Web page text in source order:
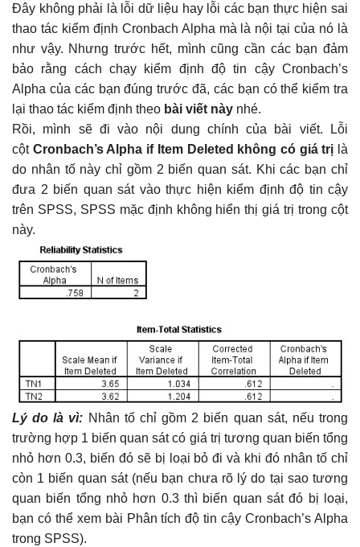
Đây không phải là lỗi dữ liệu hay lỗi các bạn thực hiện sai
thao tác kiểm định Cronbach Alpha mà là nội tại của nó là
như vậy. Nhưng trước hết, mình cũng cần các bạn đảm
bảo rằng cách chạy kiểm định độ tin cậy Cronbach’s
Alpha của các bạn đúng trước đã, các bạn có thể kiểm tra
lại thao tác kiểm định theo bài viết này nhé.
Rồi, mình sẽ đi vào nội dung chính của bài viết. Lỗi
cột Cronbach’s Alpha if Item Deleted không có giá trị là
do nhân tố này chỉ gồm 2 biến quan sát. Khi các bạn chỉ
đưa 2 biến quan sát vào thực hiện kiểm định độ tin cậy
trên SPSS, SPSS mặc định không hiển thị giá trị trong cột
này.
Lý do là vì: Nhân tố chỉ gồm 2 biến quan sát, nếu trong
trường hợp 1 biến quan sát có giá trị tương quan biến tổng
nhỏ hơn 0.3, biến đó sẽ bị loại bỏ đi và khi đó nhân tố chỉ
còn 1 biến quan sát (nếu bạn chưa rõ lý do tại sao tương
quan biến tổng nhỏ hơn 0.3 thì biến quan sát đó bị loại,
bạn có thể xem bài Phân tích độ tin cậy Cronbach’s Alpha
trong SPSS).